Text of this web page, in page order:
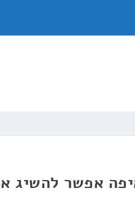
אפשר להשיג